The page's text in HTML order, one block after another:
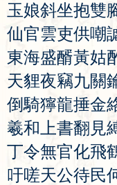
玉娘斜坐抱雙
仙官雲吏供嘲
東海盛醑黃姑
天貍夜竊九關
倒騎獰龍捶金
羲和 上書翻 見
丁令無官化飛
吁嗟天公待民